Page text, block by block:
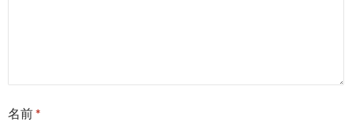
名前*